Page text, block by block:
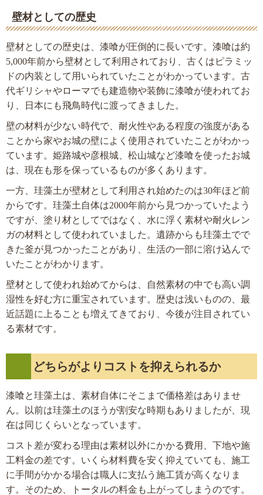
壁材としての歴史
壁材としての歴史は、漆喰が圧倒的に長いです。漆喰は約
5,000年前から壁材として利用されており、古くはピラミッ
ドの内装として用いられていたことがわかっています。古
代ギリシャやローマでも建造物や装飾に漆喰が使われてお
り、日本にも飛鳥時代に渡ってきました。
壁の材料が少ない時代で、耐火性やある程度の強度がある
ことから家やお城の壁によく使用されていたことがわかっ
ています。姫路城や彦根城、松山城など漆喰を使ったお城
は、現在も形を保っているものが多くあります。
一方、珪藻土が壁材として利用され始めたのは30年ほど前
からです。珪藻土自体は2000年前から見つかっていたよう
ですが、塗り材としてではなく、水に浮く素材や耐火レン
ガの材料として使われていました。遺跡からも珪藻土でで
きた釜が見つかったことがあり、生活の一部に溶け込んで
いたことがわかります。
壁材として使われ始めてからは、自然素材の中でも高い調
湿性を好む方に重宝されています。歴史は浅いものの、最
近話題に上ることも増えてきており、今後が注目されてい
る素材です。
どちらがよりコストを抑えられるか
漆喰と珪藻土は、素材自体にそこまで価格差はありませ
ん。以前は珪藻土のほうが割安な時期もありましたが、現
在は同じくらいとなっています。
コスト差が変わる理由は素材以外にかかる費用、下地や施
工料金の差です。いくら材料費を安く抑えていても、施工
に手間がかかる場合は職人に支払う施工賃が高くなりま
す。そのため、トータルの料金も上がってしまうのです。